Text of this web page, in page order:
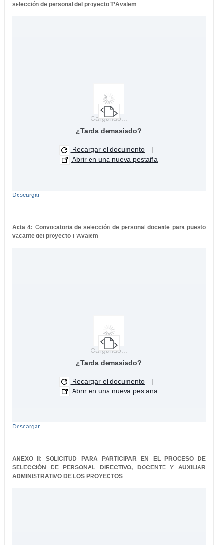
selección de personal del proyecto T’Avalem
Cargando...
¿Tarda demasiado?
Recargar el documento
|
Abrir en una nueva pestaña
Descargar
Acta 4: Convocatoria de selección de personal docente para puesto
vacante del proyecto T’Avalem
Cargando...
¿Tarda demasiado?
Recargar el documento
|
Abrir en una nueva pestaña
Descargar
ANEXO II: SOLICITUD PARA PARTICIPAR EN EL PROCESO DE
SELECCIÓN DE PERSONAL DIRECTIVO, DOCENTE Y AUXILIAR
ADMINISTRATIVO DE LOS PROYECTOS